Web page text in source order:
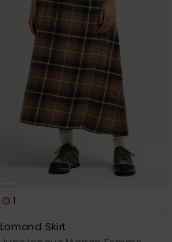
1
Lomond Skirt